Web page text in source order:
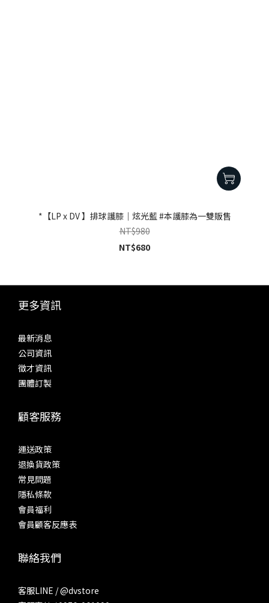
*【LP x DV 】排球護膝｜炫光藍 #本護膝為一雙販售
NT$980
NT$680
更多資訊
最新消息
公司資訊
徵才資訊
團體訂製
顧客服務
運送政策
退換貨政策
常見問題
隱私條款
會員福利
會員顧客反應表
聯絡我們
客服LINE / @dvstore